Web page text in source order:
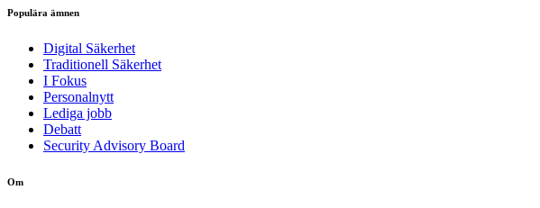
Populära ämnen
Digital Säkerhet
Traditionell Säkerhet
I Fokus
Personalnytt
Lediga jobb
Debatt
Security Advisory Board
Om